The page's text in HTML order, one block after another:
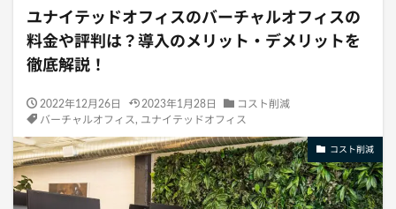
ユナイテッドオフィスのバーチャルオフィスの
料金や評判は？導入のメリット・デメリットを
徹底解説！
2022年12月26日 2023年1月28日
コスト削減
バーチャルオフィス , ユナイテッドオフィス
コスト削減